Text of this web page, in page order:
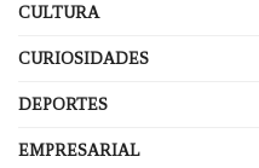
CULTURA
CURIOSIDADES
DEPORTES
EMPRESARIAL